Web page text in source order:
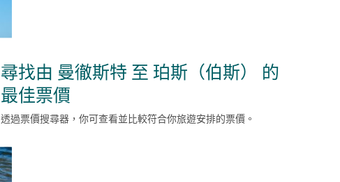
尋找由 曼徹斯特 至 珀斯（伯斯） 的
最佳票價
透過票價搜尋器，你可查看並比較符合你旅遊安排的票價。